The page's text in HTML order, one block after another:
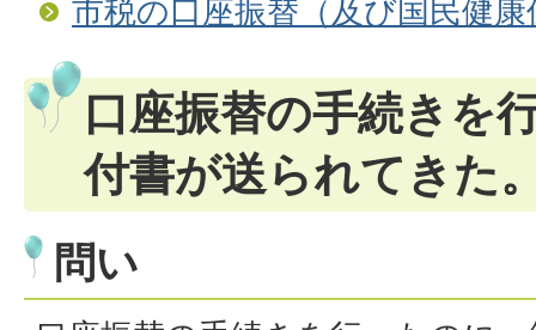
市税の口座振替（及び国民健
口座振替の手続きを
付書が送られてきた
問い